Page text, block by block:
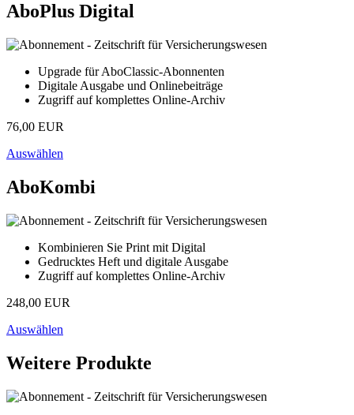
AboPlus Digital
Upgrade für AboClassic-Abonnenten
Digitale Ausgabe und Onlinebeiträge
Zugriff auf komplettes Online-Archiv
76,00 EUR
Auswählen
AboKombi
Kombinieren Sie Print mit Digital
Gedrucktes Heft und digitale Ausgabe
Zugriff auf komplettes Online-Archiv
248,00 EUR
Auswählen
Weitere Produkte